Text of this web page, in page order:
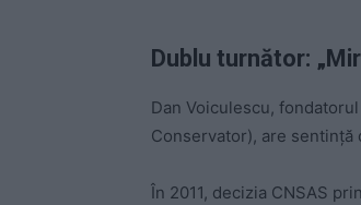
Dublu turnător:
Dan Voiculescu,
Conservator), are
În 2011, decizia CNSAS